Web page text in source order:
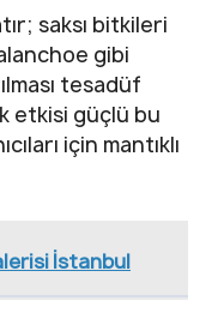
saksı bitkileri
gibi
tesadüf
etkisi güçlü bu
için mantıklı
İstanbul